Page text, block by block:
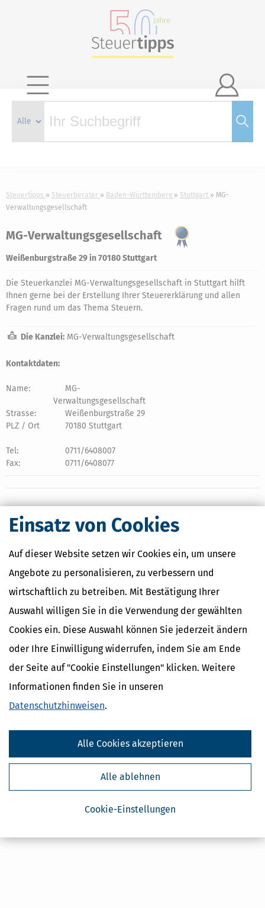
Einsatz von Cookies
Auf dieser Website setzen wir Cookies ein, um unsere
Angebote zu personalisieren, zu verbessern und
wirtschaftlich zu betreiben. Mit Bestätigung Ihrer
Auswahl willigen Sie in die Verwendung der gewählten
Cookies ein. Diese Auswahl können Sie jederzeit ändern
oder Ihre Einwilligung widerrufen, indem Sie am Ende
der Seite auf "Cookie Einstellungen" klicken. Weitere
Informationen finden Sie in unseren
Datenschutzhinweisen.
Cookie-Einstellungen
Alle ablehnen
Alle Cookies akzeptieren

Steuertipps Steuerberater Baden-Württemberg Stuttgart
MG-
Verwaltungsgesellschaft
MG-Verwaltungsgesellschaft
Weißenburgstraße 29 in 70180 Stuttgart
Die Steuerkanzlei MG-Verwaltungsgesellschaft in Stuttgart hilft
Ihnen gerne bei der Erstellung Ihrer Steuererklärung und allen
Fragen rund um das Thema Steuern.
Die Kanzlei: MG-Verwaltungsgesellschaft
Kontaktdaten:
Name:
MG-
Verwaltungsgesellschaft
Strasse:
Weißenburgstraße 29
PLZ / Ort
70180 Stuttgart
Tel:
0711/6408007
Fax:
0711/6408077